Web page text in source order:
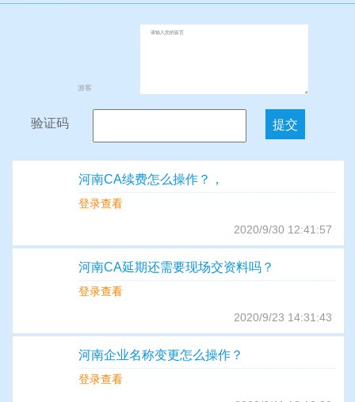
游客
验证码
河南CA续费怎么操作？，
登录查看
2020/9/30 12:41:57
河南CA延期还需要现场交资料吗？
登录查看
2020/9/23 14:31:43
河南企业名称变更怎么操作？
登录查看